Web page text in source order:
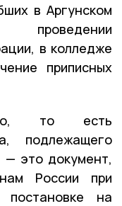
в Аргунском
в колледже
приписных
то есть
подлежащего
— это документ,
России при
постановке на